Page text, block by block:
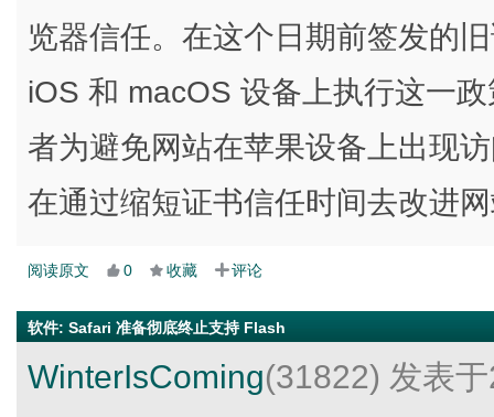
览器信任。在这个日期前签发的
iOS 和 macOS 设备上执行这一
者为避免网站在苹果设备上出现
在通过缩短证书信任时间去改进
阅读原文 0 收藏 评论
软件: Safari 准备彻底终止支持 Flash
WinterIsComing(31822) 发表